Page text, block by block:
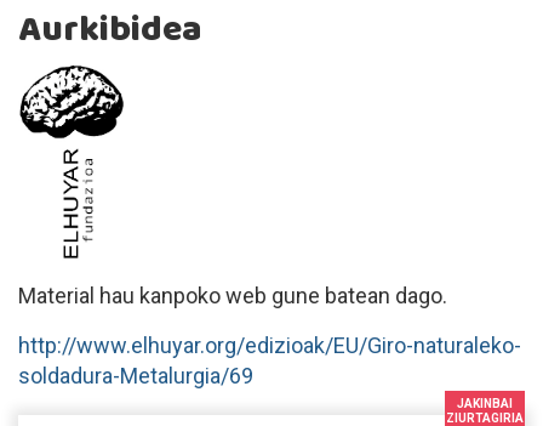
Aurkibidea
Material hau kanpoko web gune batean dago.
http://www.elhuyar.org/edizioak/EU/Giro-naturaleko-
soldadura-Metalurgia/69
JAKINBAI
ZIURTAGIRIA